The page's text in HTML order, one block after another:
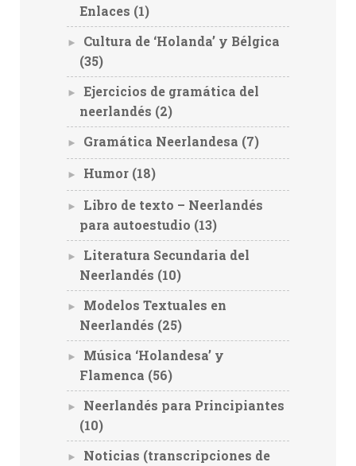
Enlaces (1)
►
Cultura de ‘Holanda’ y Bélgica
(35)
►
Ejercicios de gramática del
neerlandés (2)
► Gramática Neerlandesa (7)
► Humor (18)
►
Libro de texto – Neerlandés
para autoestudio (13)
►
Literatura Secundaria del
Neerlandés (10)
►
Modelos Textuales en
Neerlandés (25)
►
Música ‘Holandesa’ y
Flamenca (56)
►
Neerlandés para Principiantes
(10)
►
Noticias (transcripciones de